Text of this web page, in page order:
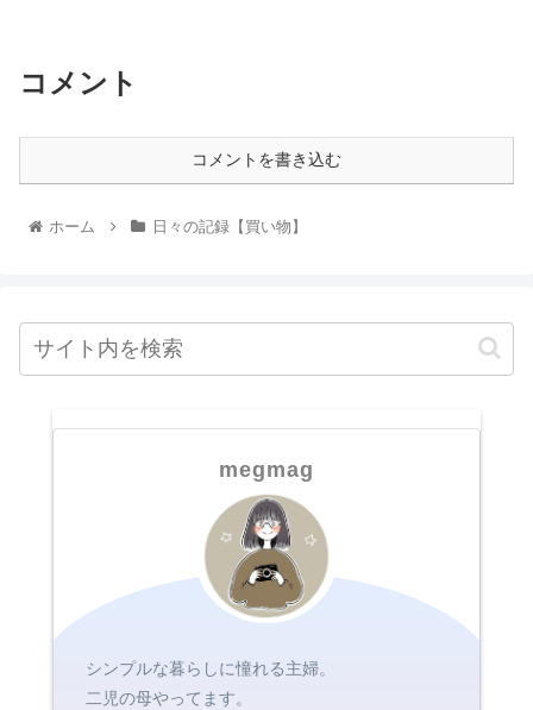
コメント
コメントを書き込む
ホーム 日々の記録【買い物】
megmag
シンプルな暮らしに憧れる主婦。
二児の母やってます。